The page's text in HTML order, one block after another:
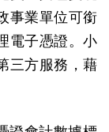
事業單位可銜
電子憑證。小
三方服務，藉